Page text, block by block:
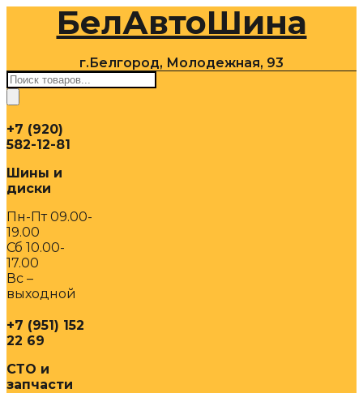
содержимомуБелАвтоШина
г.Белгород, Молодежная, 93
Поиск
товаров
+7 (920)
582-12-81
Шины и
диски
Пн-Пт 09.00-
19.00
Сб 10.00-
17.00
Вс –
выходной
+7 (951) 152
22 69
СТО и
запчасти